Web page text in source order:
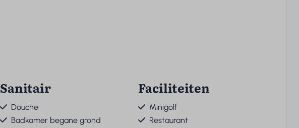
Sanitair
Douche
Badkamer begane grond
Faciliteiten
Minigolf
Restaurant